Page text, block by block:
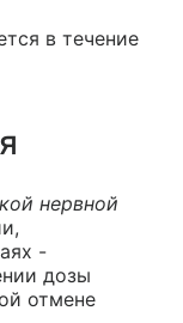
в течение
нервной
-
дозы
отмене